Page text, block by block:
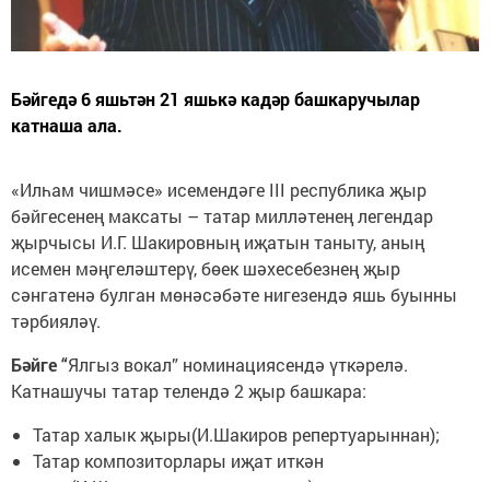
Бәйгедә 6 яшьтән 21 яшькә кадәр башкаручылар
катнаша ала.
«Илһам чишмәсе» исемендәге III республика җыр
бәйгесенең максаты – татар милләтенең легендар
җырчысы И.Г. Шакировның иҗатын таныту, аның
исемен мәңгеләштерү, бөек шәхесебезнең җыр
сәнгатенә булган мөнәсәбәте нигезендә яшь буынны
тәрбияләү.
Бәйге “Ялгыз вокал” номинациясендә үткәрелә.
Катнашучы татар телендә 2 җыр башкара:
Татар халык җыры(И.Шакиров репертуарыннан);
Татар композиторлары иҗат иткән